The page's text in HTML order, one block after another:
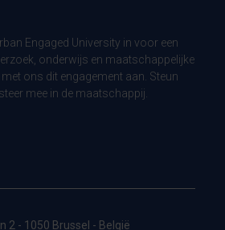
Engaged University in voor een
onderwijs en maatschappelijke
ons dit engagement aan. Steun
mee in de maatschappij.
2 - 1050 Brussel - België